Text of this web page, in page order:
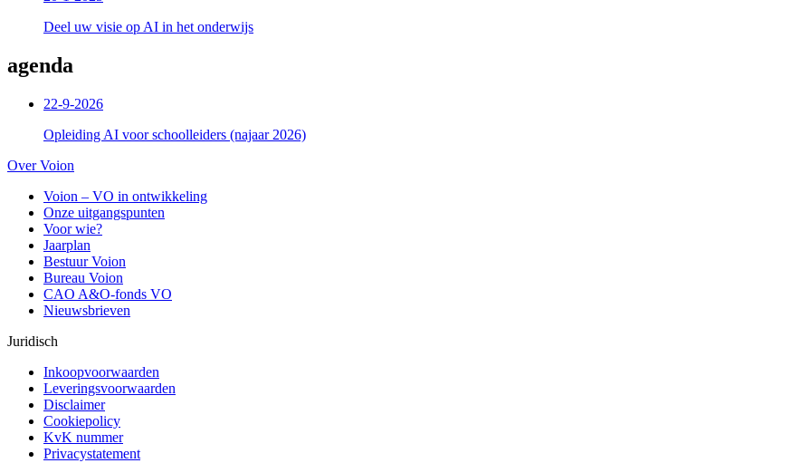
Deel uw visie op AI in het onderwijs
agenda
22-9-2026
Opleiding AI voor schoolleiders (najaar 2026)
Over Voion
Voion – VO in ontwikkeling
Onze uitgangspunten
Voor wie?
Jaarplan
Bestuur Voion
Bureau Voion
CAO A&O-fonds VO
Nieuwsbrieven
Juridisch
Inkoopvoorwaarden
Leveringsvoorwaarden
Disclaimer
Cookiepolicy
KvK nummer
Privacystatement